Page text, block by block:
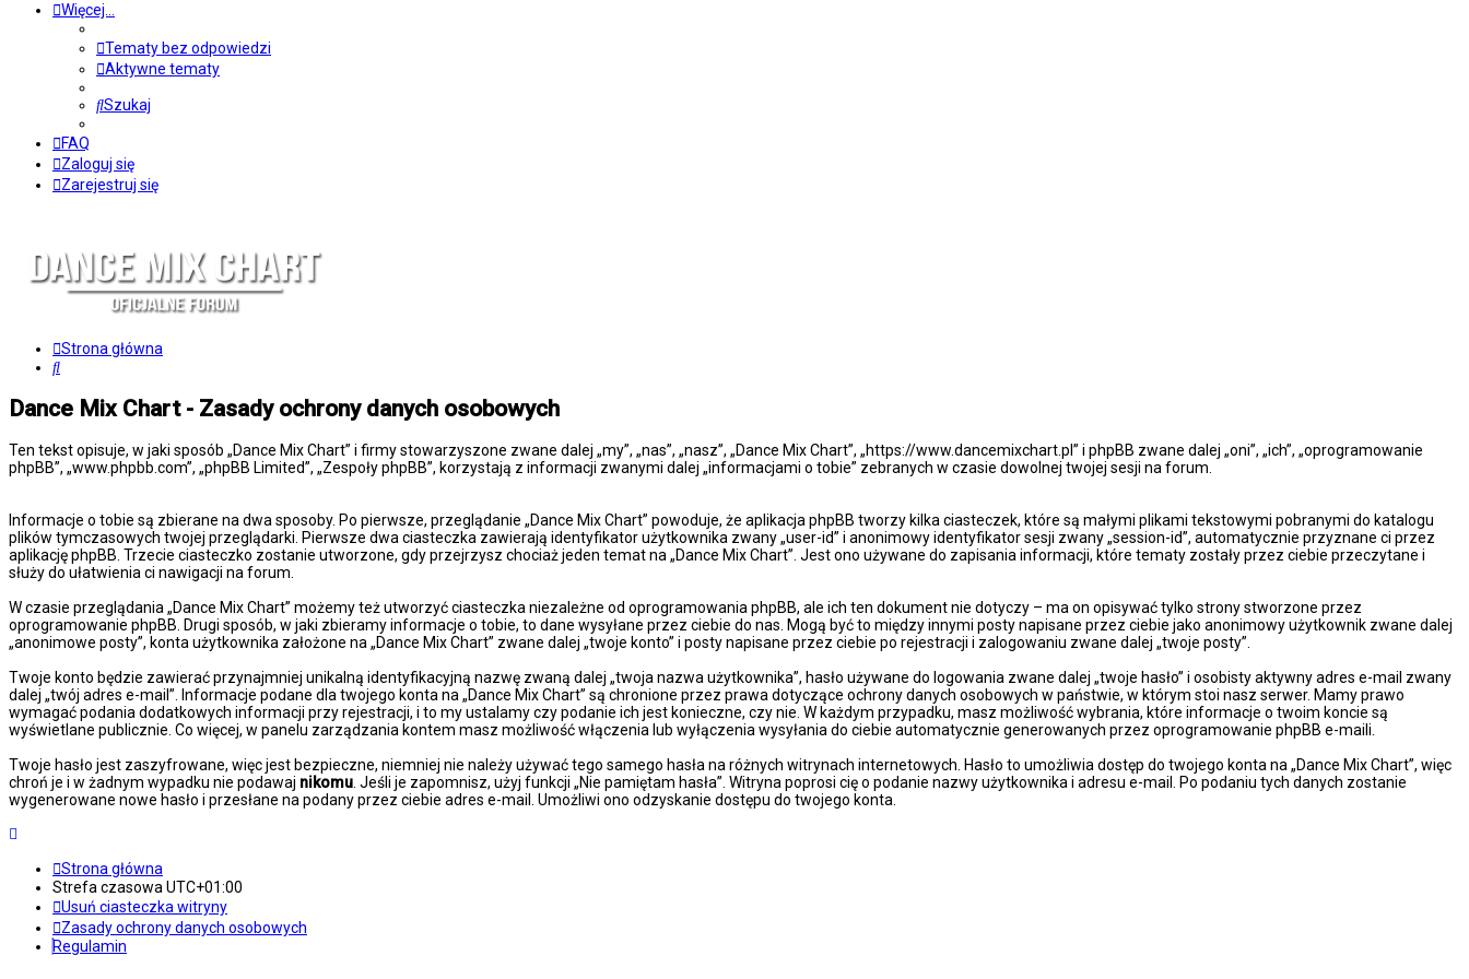
Więcej…
Tematy bez odpowiedzi
Aktywne tematy
Szukaj
FAQ
Zaloguj się
Zarejestruj się
Strona główna
Szukaj
Dance Mix Chart - Zasady ochrony danych osobowych
Ten tekst opisuje, w jaki sposób „Dance Mix Chart” i firmy stowarzyszone zwane dalej „my”, „nas”, „nasz”, „Dance Mix Chart”, „https://www.dancemixchart.pl” i phpBB zwane dalej „oni”, „ich”, „oprogramowanie
phpBB”, „www.phpbb.com”, „phpBB Limited”, „Zespoły phpBB”, korzystają z informacji zwanymi dalej „informacjami o tobie” zebranych w czasie dowolnej twojej sesji na forum.
Informacje o tobie są zbierane na dwa sposoby. Po pierwsze, przeglądanie „Dance Mix Chart” powoduje, że aplikacja phpBB tworzy kilka ciasteczek, które są małymi plikami tekstowymi pobranymi do katalogu
plików tymczasowych twojej przeglądarki. Pierwsze dwa ciasteczka zawierają identyfikator użytkownika zwany „user-id” i anonimowy identyfikator sesji zwany „session-id”, automatycznie przyznane ci przez
aplikację phpBB. Trzecie ciasteczko zostanie utworzone, gdy przejrzysz chociaż jeden temat na „Dance Mix Chart”. Jest ono używane do zapisania informacji, które tematy zostały przez ciebie przeczytane i
służy do ułatwienia ci nawigacji na forum.
W czasie przeglądania „Dance Mix Chart” możemy też utworzyć ciasteczka niezależne od oprogramowania phpBB, ale ich ten dokument nie dotyczy – ma on opisywać tylko strony stworzone przez
oprogramowanie phpBB. Drugi sposób, w jaki zbieramy informacje o tobie, to dane wysyłane przez ciebie do nas. Mogą być to między innymi posty napisane przez ciebie jako anonimowy użytkownik zwane dalej
„anonimowe posty”, konta użytkownika założone na „Dance Mix Chart” zwane dalej „twoje konto” i posty napisane przez ciebie po rejestracji i zalogowaniu zwane dalej „twoje posty”.
Twoje konto będzie zawierać przynajmniej unikalną identyfikacyjną nazwę zwaną dalej „twoja nazwa użytkownika”, hasło używane do logowania zwane dalej „twoje hasło” i osobisty aktywny adres e-mail zwany
dalej „twój adres e-mail”. Informacje podane dla twojego konta na „Dance Mix Chart” są chronione przez prawa dotyczące ochrony danych osobowych w państwie, w którym stoi nasz serwer. Mamy prawo
wymagać podania dodatkowych informacji przy rejestracji, i to my ustalamy czy podanie ich jest konieczne, czy nie. W każdym przypadku, masz możliwość wybrania, które informacje o twoim koncie są
wyświetlane publicznie. Co więcej, w panelu zarządzania kontem masz możliwość włączenia lub wyłączenia wysyłania do ciebie automatycznie generowanych przez oprogramowanie phpBB e-maili.
Twoje hasło jest zaszyfrowane, więc jest bezpieczne, niemniej nie należy używać tego samego hasła na różnych witrynach internetowych. Hasło to umożliwia dostęp do twojego konta na „Dance Mix Chart”, więc
chroń je i w żadnym wypadku nie podawaj nikomu . Jeśli je zapomnisz, użyj funkcji „Nie pamiętam hasła”. Witryna poprosi cię o podanie nazwy użytkownika i adresu e-mail. Po podaniu tych danych zostanie
wygenerowane nowe hasło i przesłane na podany przez ciebie adres e-mail. Umożliwi ono odzyskanie dostępu do twojego konta.
Strona główna
Strefa czasowa UTC+01:00
Usuń ciasteczka witryny
Zasady ochrony danych osobowych
Regulamin